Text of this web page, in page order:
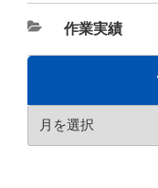
カ
テ
ー
作業実績